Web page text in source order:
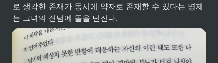
로 생각한 존재가 동시에 약자로 존재할 수 있다는 명제
는 그녀의 신념에 돌을 던진다.